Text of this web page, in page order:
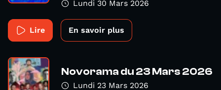
Lundi 30 Mars 2026
Lire En savoir plus
Novorama du 23 Mars 2026
Lundi 23 Mars 2026